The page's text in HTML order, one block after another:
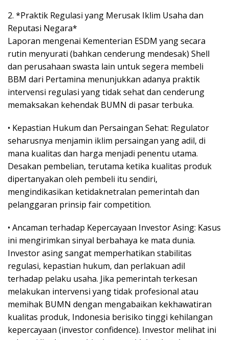
2. *Praktik Regulasi yang Merusak Iklim Usaha dan
Reputasi Negara*
Laporan mengenai Kementerian ESDM yang secara
rutin menyurati (bahkan cenderung mendesak) Shell
dan perusahaan swasta lain untuk segera membeli
BBM dari Pertamina menunjukkan adanya praktik
intervensi regulasi yang tidak sehat dan cenderung
memaksakan kehendak BUMN di pasar terbuka.
• Kepastian Hukum dan Persaingan Sehat: Regulator
seharusnya menjamin iklim persaingan yang adil, di
mana kualitas dan harga menjadi penentu utama.
Desakan pembelian, terutama ketika kualitas produk
dipertanyakan oleh pembeli itu sendiri,
mengindikasikan ketidaknetralan pemerintah dan
pelanggaran prinsip fair competition.
• Ancaman terhadap Kepercayaan Investor Asing: Kasus
ini mengirimkan sinyal berbahaya ke mata dunia.
Investor asing sangat memperhatikan stabilitas
regulasi, kepastian hukum, dan perlakuan adil
terhadap pelaku usaha. Jika pemerintah terkesan
melakukan intervensi yang tidak profesional atau
memihak BUMN dengan mengabaikan kekhawatiran
kualitas produk, Indonesia berisiko tinggi kehilangan
kepercayaan (investor confidence). Investor melihat ini